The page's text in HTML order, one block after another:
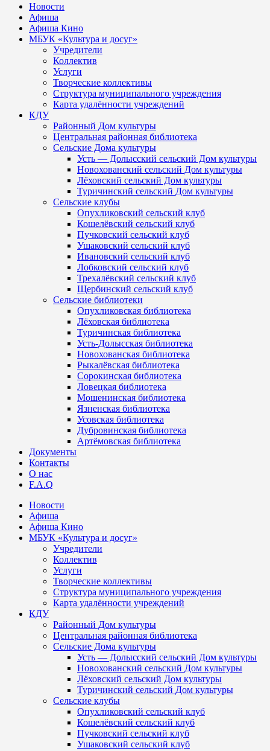
Новости
Афиша
Афиша Кино
МБУК «Культура и досуг»
Учредители
Коллектив
Услуги
Творческие коллективы
Структура муниципального учреждения
Карта удалённости учреждений
КДУ
Районный Дом культуры
Центральная районная библиотека
Сельские Дома культуры
Усть — Долысский сельский Дом культуры
Новохованский сельский Дом культуры
Лёховский сельский Дом культуры
Туричинский сельский Дом культуры
Сельские клубы
Опухликовский сельский клуб
Кошелёвский сельский клуб
Пучковский сельский клуб
Ушаковский сельский клуб
Ивановский сельский клуб
Лобковский сельский клуб
Трехалёвский сельский клуб
Щербинский сельский клуб
Сельские библиотеки
Опухликовская библиотека
Лёховская библиотека
Туричинская библиотека
Усть-Долысская библиотека
Новохованская библиотека
Рыкалёвская библиотека
Сорокинская библиотека
Ловецкая библиотека
Мошенинская библиотека
Язненская библиотека
Усовская библиотека
Дубровинская библиотека
Артёмовская библиотека
Документы
Контакты
О нас
F.A.Q
Новости
Афиша
Афиша Кино
МБУК «Культура и досуг»
Учредители
Коллектив
Услуги
Творческие коллективы
Структура муниципального учреждения
Карта удалённости учреждений
КДУ
Районный Дом культуры
Центральная районная библиотека
Сельские Дома культуры
Усть — Долысский сельский Дом культуры
Новохованский сельский Дом культуры
Лёховский сельский Дом культуры
Туричинский сельский Дом культуры
Сельские клубы
Опухликовский сельский клуб
Кошелёвский сельский клуб
Пучковский сельский клуб
Ушаковский сельский клуб